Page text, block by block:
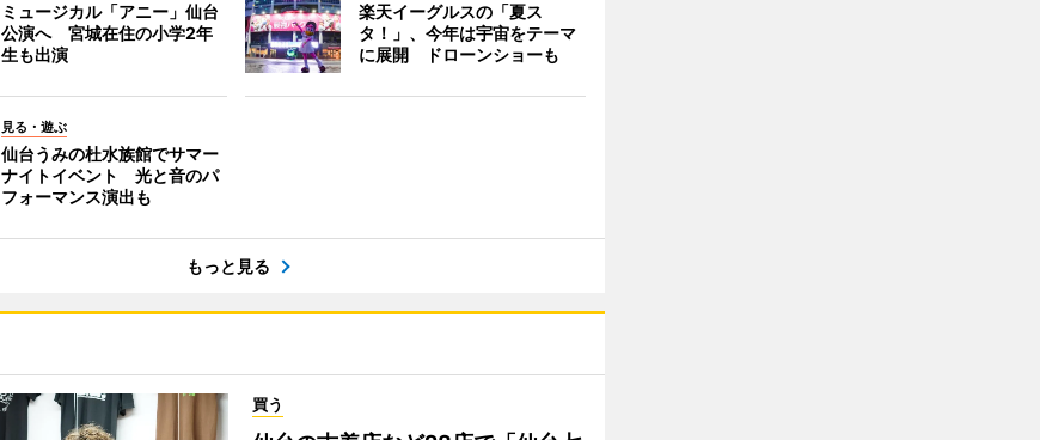
ミュージカル「アニー」仙台
公演へ 宮城在住の小学2年
生も出演
楽天イーグルスの「夏ス
タ！」、今年は宇宙をテーマ
に展開 ドローンショーも
見る・遊ぶ
仙台うみの杜水族館でサマー
ナイトイベント 光と音のパ
フォーマンス演出も
もっと見る
買う